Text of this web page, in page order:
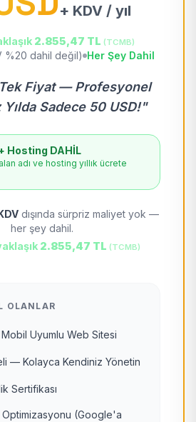
+ KDV / yıl
2.855,47 TL (TCMB)
%20 dahil değil) Her Şey Dahil
Fiyat — Profesyonel
Sadece 50 USD!"
Hosting DAHİL
adı ve hosting yıllık ücrete
dışında sürpriz maliyet yok —
her şey dahil.
2.855,47 TL (TCMB)
OLANLAR
Uyumlu Web Sitesi
— Kolayca Kendiniz Yönetin
Sertifikası
Optimizasyonu (Google'a